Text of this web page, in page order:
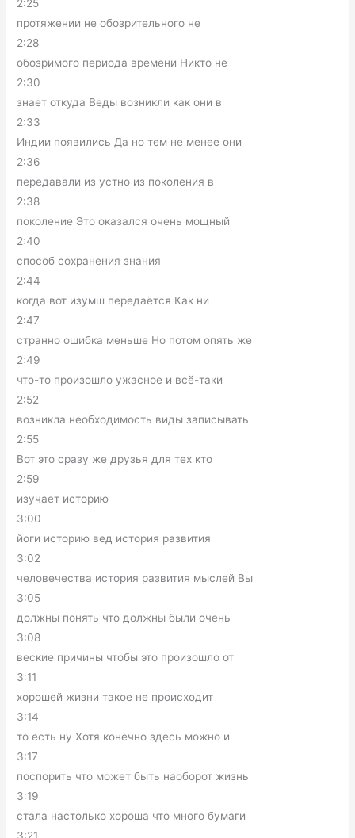
2:25
протяжении не обозрительного не
2:28
обозримого периода времени Никто не
2:30
знает откуда Веды возникли как они в
2:33
Индии появились Да но тем не менее они
2:36
передавали из устно из поколения в
2:38
поколение Это оказался очень мощный
2:40
способ сохранения знания
2:44
когда вот изумш передаётся Как ни
2:47
странно ошибка меньше Но потом опять же
2:49
что-то произошло ужасное и всё-таки
2:52
возникла необходимость виды записывать
2:55
Вот это сразу же друзья для тех кто
2:59
изучает историю
3:00
йоги историю вед история развития
3:02
человечества история развития мыслей Вы
3:05
должны понять что должны были очень
3:08
веские причины чтобы это произошло от
3:11
хорошей жизни такое не происходит
3:14
то есть ну Хотя конечно здесь можно и
3:17
поспорить что может быть наоборот жизнь
3:19
стала настолько хороша что много бумаги